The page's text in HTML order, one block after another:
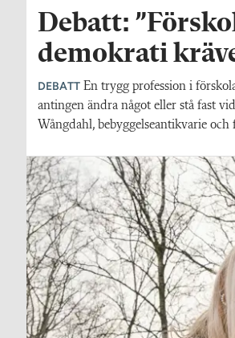
Debatt:
demokrati
DEBATT En trygg profession i
antingen ändra något eller stå fast
Wångdahl, bebyggelseantikvarie och